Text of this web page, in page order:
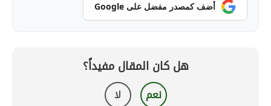
أضف كمصدر مفضل على Google
هل كان المقال مفيداً؟
نعم لا